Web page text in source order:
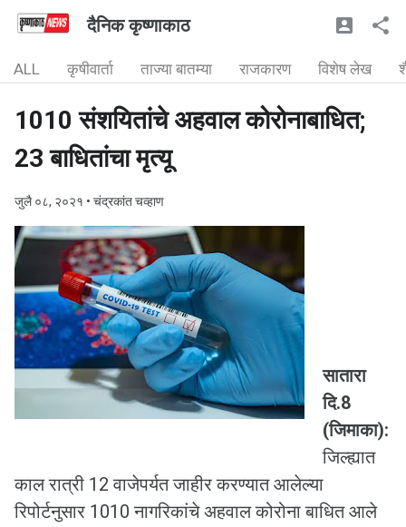
दैनिक कृष्णाकाठ
ALL कृषीवार्ता ताज्या बातम्या राजकारण विशेष लेख
1010 संशयितांचे अहवाल कोरोनाबाधित;
23 बाधितांचा मृत्यू
जुलै ०८, २०२१ • चंद्रकांत चव्हाण
सातारा
दि.8
(जिमाका):
जिल्ह्यात
काल रात्री 12 वाजेपर्यत जाहीर करण्यात आलेल्या
रिपोर्टनुसार 1010 नागरिकांचे अहवाल कोरोना बाधित आले